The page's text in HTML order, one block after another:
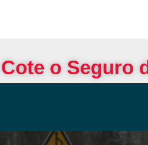
Cote o Seguro